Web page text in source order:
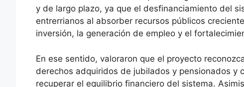
y de largo plazo, ya que el desfinanciamiento del
entrerrianos al absorber recursos públicos
inversión, la generación de empleo y el
En ese sentido, valoraron que el proyecto
derechos adquiridos de jubilados y pensionados y
recuperar el equilibrio financiero del sistema.